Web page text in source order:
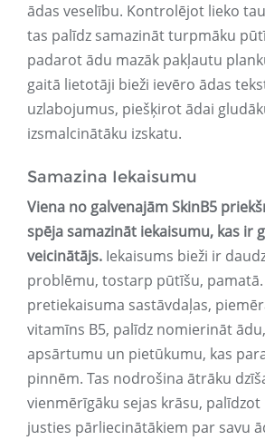
ādas veselību. Kontrolējot lieko
tas palīdz samazināt turpmāku
padarot ādu mazāk pakļautu
gaitā lietotāji bieži ievēro ādas
uzlabojumus, piešķirot ādai
izsmalcinātāku izskatu.
Samazina Iekaisumu
Viena no galvenajām SkinB5
spēja samazināt iekaisumu, kas ir
veicinātājs. Iekaisums bieži ir
problēmu, tostarp pūtīšu, pamatā.
pretiekaisuma sastāvdaļas,
vitamīns B5, palīdz nomierināt
apsārtumu un pietūkumu, kas
pinnēm. Tas nodrošina ātrāku
vienmērīgāku sejas krāsu,
justies pārliecinātākiem par savu